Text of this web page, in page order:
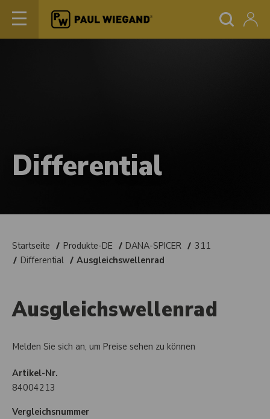
Differential
Startseite Produkte-DE DANA-SPICER
311
Differential
Ausgleichswellenrad
Ausgleichswellenrad
Melden Sie sich an, um Preise sehen zu können
Artikel-Nr.
84004213
Vergleichsnummer